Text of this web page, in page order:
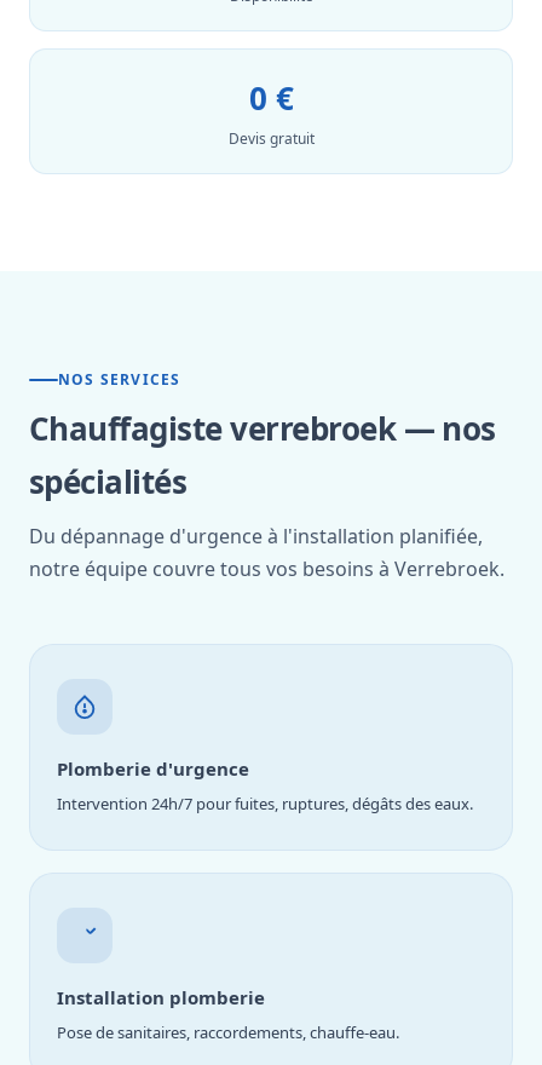
0 €
Devis gratuit
NOS SERVICES
Chauffagiste verrebroek — nos
spécialités
Du dépannage d'urgence à l'installation planifiée,
notre équipe couvre tous vos besoins à Verrebroek.
Plomberie d'urgence
Intervention 24h/7 pour fuites, ruptures, dégâts des eaux.
Installation plomberie
Pose de sanitaires, raccordements, chauffe-eau.